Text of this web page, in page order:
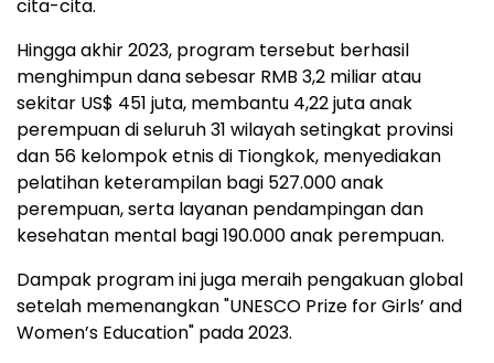
cita-cita.
Hingga akhir 2023, program tersebut berhasil
menghimpun dana sebesar RMB 3,2 miliar atau
sekitar US$ 451 juta, membantu 4,22 juta anak
perempuan di seluruh 31 wilayah setingkat provinsi
dan 56 kelompok etnis di Tiongkok, menyediakan
pelatihan keterampilan bagi 527.000 anak
perempuan, serta layanan pendampingan dan
kesehatan mental bagi 190.000 anak perempuan.
Dampak program ini juga meraih pengakuan global
setelah memenangkan "UNESCO Prize for Girls’ and
Women’s Education" pada 2023.